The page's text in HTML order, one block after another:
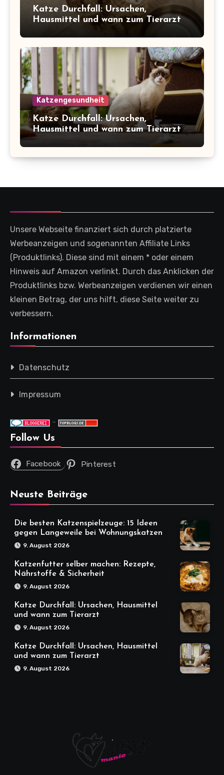
Katze Durchfall: Ursachen,
Hausmittel und wann zum Tierarzt
Katzengesundheit
Katze Durchfall: Ursachen,
Hausmittel und wann zum Tierarzt
Unsere Webseite finanziert sich durch platzierte
Werbeanzeigen und sogenannten Affiliate Links
(Produktlinks). Diese sind mit einem * oder einem
Hinweis auf Amazon verlinkt. Durch das Anklicken der
Produktlinks bzw. Werbeanzeigen verdienen wir einen
kleinen Betrag, der uns hilft, diese Seite weiter zu
verbessern.
Informationen
Datenschutz
Impressum
-
Follow Us
Facebook Pinterest
Neuste Beiträge
Die besten Katzenspielzeuge: 15 Ideen
gegen Langeweile bei Wohnungskatzen
9. August 2026
Katzenfutter selber machen: Rezepte,
Nährstoffe & Sicherheit
9. August 2026
Katze Durchfall: Ursachen, Hausmittel
und wann zum Tierarzt
9. August 2026
Katze Durchfall: Ursachen, Hausmittel
und wann zum Tierarzt
9. August 2026